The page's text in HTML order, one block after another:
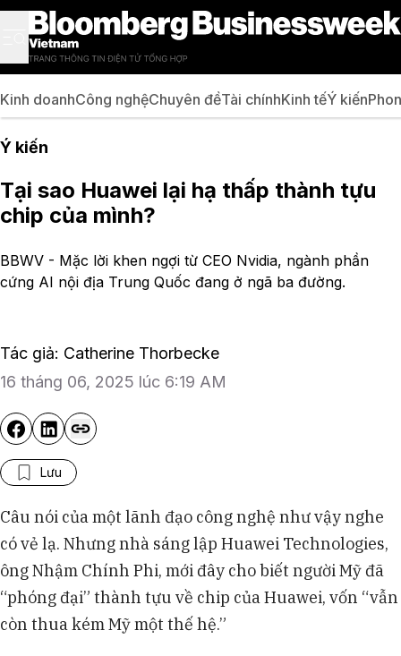
Kinh doanhCông nghệChuyên đềTài chínhKinh tếÝ kiến
Ý kiến
Tại sao Huawei lại hạ thấp thành tựu
chip của mình?
BBWV - Mặc lời khen ngợi từ CEO Nvidia, ngành phần
cứng AI nội địa Trung Quốc đang ở ngã ba đường.
Tác giả: Catherine Thorbecke
16 tháng 06, 2025 lúc 6:19 AM
Lưu
Câu nói của một lãnh đạo công nghệ như vậy nghe
có vẻ lạ. Nhưng nhà sáng lập Huawei Technologies,
ông Nhậm Chính Phi, mới đây cho biết người Mỹ đã
“phóng đại” thành tựu về chip của Huawei, vốn “vẫn
còn thua kém Mỹ một thế hệ.”